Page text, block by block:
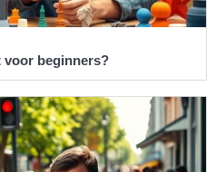
voor beginners?